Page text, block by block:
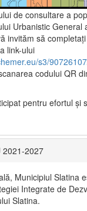
de consultare a
Urbanistic General
invităm să
link-ului
s3/
codului QR
pentru efortul şi
2021-2027
Municipiul Slatina
Integrate de
Slatina.